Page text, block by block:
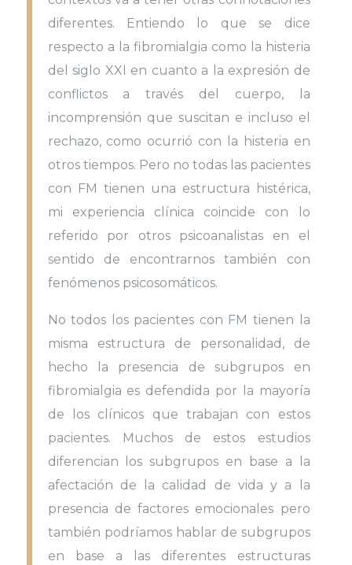
diferentes. Entiendo lo que se dice
respecto a la fibromialgia como la histeria
del siglo XXI en cuanto a la expresión de
conflictos a través del cuerpo, la
incomprensión que suscitan e incluso el
rechazo, como ocurrió con la histeria en
otros tiempos. Pero no todas las pacientes
con FM tienen una estructura histérica,
mi experiencia clínica coincide con lo
referido por otros psicoanalistas en el
sentido de encontrarnos también con
fenómenos psicosomáticos.
No todos los pacientes con FM tienen la
misma estructura de personalidad, de
hecho la presencia de subgrupos en
fibromialgia es defendida por la mayoría
de los clínicos que trabajan con estos
pacientes. Muchos de estos estudios
diferencian los subgrupos en base a la
afectación de la calidad de vida y a la
presencia de factores emocionales pero
también podríamos hablar de subgrupos
en base a las diferentes estructuras